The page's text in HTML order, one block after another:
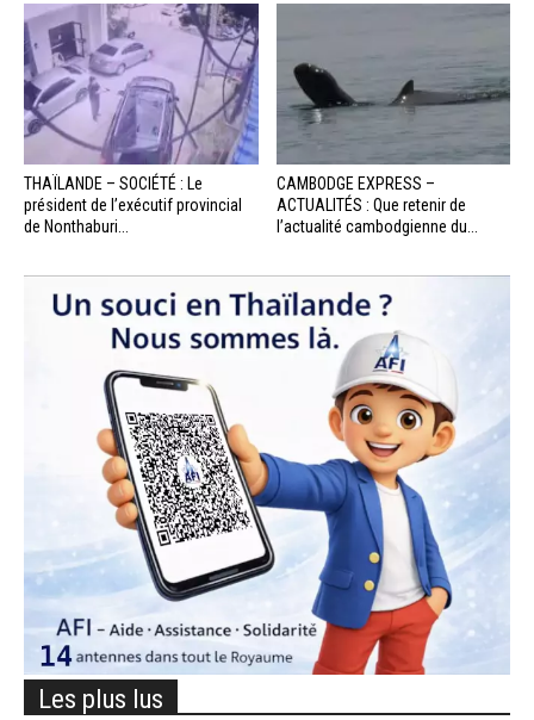
THAÏLANDE – SOCIÉTÉ : Le
président de l’exécutif provincial
de Nonthaburi...
CAMBODGE EXPRESS –
ACTUALITÉS : Que retenir de
l’actualité cambodgienne du...
Les plus lus